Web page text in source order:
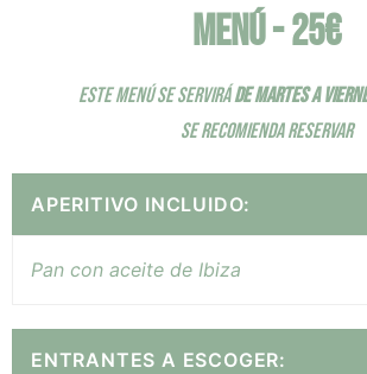
MENÚ - 25€
ESTE MENÚ SE SERVIRÁDE MARTES A
SE RECOMIENDA RESERVAR
APERITIVO INCLUIDO:
Pan con aceite de Ibiza
ENTRANTES A ESCOGER: